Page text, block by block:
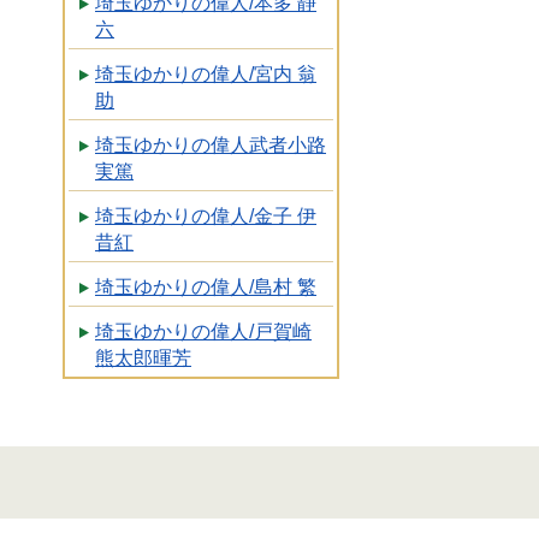
六
埼玉ゆかりの偉人/宮内 翁
助
埼玉ゆかりの偉人武者小路
実篤
埼玉ゆかりの偉人/金子 伊
昔紅
埼玉ゆかりの偉人/島村 繁
埼玉ゆかりの偉人/戸賀崎
熊太郎暉芳